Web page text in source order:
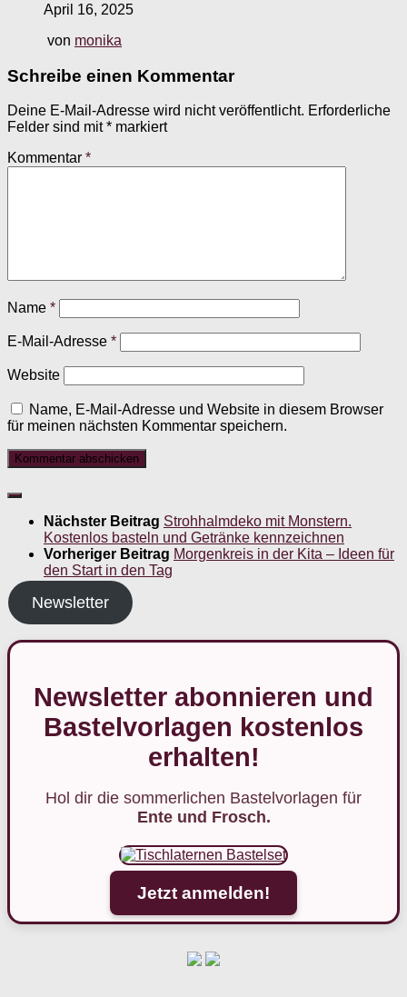
April 16, 2025
von monika
Schreibe einen Kommentar
Deine E-Mail-Adresse wird nicht veröffentlicht. Erforderliche
Felder sind mit* markiert
Kommentar *
Name *
E-Mail-Adresse *
Website
Name, E-Mail-Adresse und Website in diesem Browser
für meinen nächsten Kommentar speichern.
Nächster Beitrag Strohhalmdeko mit Monstern.
Kostenlos basteln und Getränke kennzeichnen
Vorheriger Beitrag Morgenkreis in der Kita – Ideen für
den Start in den Tag
Newsletter
Newsletter abonnieren und
Bastelvorlagen kostenlos
erhalten!
Hol dir die sommerlichen Bastelvorlagen für
Ente und Frosch.
Jetzt anmelden!